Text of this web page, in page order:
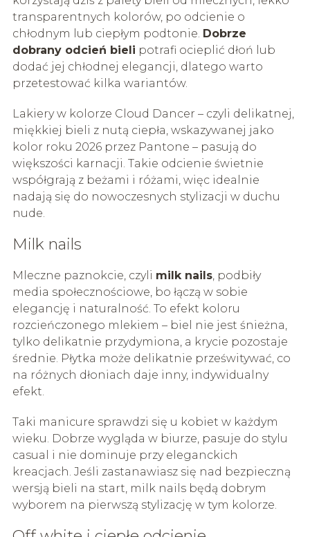
transparentnych kolorów, po odcienie o
chłodnym lub ciepłym podtonie. Dobrze
dobrany odcień bieli potrafi ocieplić dłoń lub
dodać jej chłodnej elegancji, dlatego warto
przetestować kilka wariantów.
Lakiery w kolorze Cloud Dancer – czyli delikatnej,
miękkiej bieli z nutą ciepła, wskazywanej jako
kolor roku 2026 przez Pantone – pasują do
większości karnacji. Takie odcienie świetnie
współgrają z beżami i różami, więc idealnie
nadają się do nowoczesnych stylizacji w duchu
nude.
Milk nails
Mleczne paznokcie, czyli milk nails, podbiły
media społecznościowe, bo łączą w sobie
elegancję i naturalność. To efekt koloru
rozcieńczonego mlekiem – biel nie jest śnieżna,
tylko delikatnie przydymiona, a krycie pozostaje
średnie. Płytka może delikatnie prześwitywać, co
na różnych dłoniach daje inny, indywidualny
efekt.
Taki manicure sprawdzi się u kobiet w każdym
wieku. Dobrze wygląda w biurze, pasuje do stylu
casual i nie dominuje przy eleganckich
kreacjach. Jeśli zastanawiasz się nad bezpieczną
wersją bieli na start, milk nails będą dobrym
wyborem na pierwszą stylizację w tym kolorze.